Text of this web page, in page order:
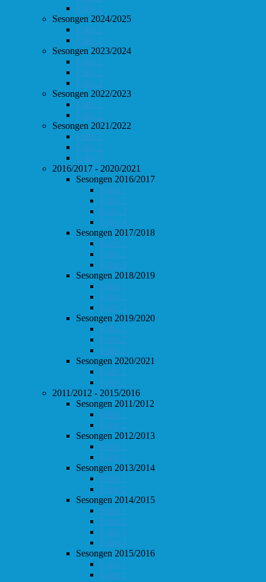
Follo 2
Sesongen 2024/2025
Follo 1
Follo 2
Sesongen 2023/2024
Follo 1
Follo 2
Follo 3
Sesongen 2022/2023
Follo 1
Follo 2
Sesongen 2021/2022
Follo 1
Follo 2
Follo 3
2016/2017 - 2020/2021
Sesongen 2016/2017
Follo 1
Follo 2
Follo 3
Follo 4
Sesongen 2017/2018
Follo 1
Follo 2
Follo 3
Sesongen 2018/2019
Follo 1
Follo 2
Follo 3
Sesongen 2019/2020
Follo 1
Follo 2
Follo 3
Sesongen 2020/2021
Follo 1
Follo 2
2011/2012 - 2015/2016
Sesongen 2011/2012
Follo 1
Follo 2
Sesongen 2012/2013
Follo 1
Follo 2
Sesongen 2013/2014
Follo 1
Follo 2
Sesongen 2014/2015
Follo 1
Follo 2
Follo 3
Follo 4
Sesongen 2015/2016
Follo 1
Follo 2